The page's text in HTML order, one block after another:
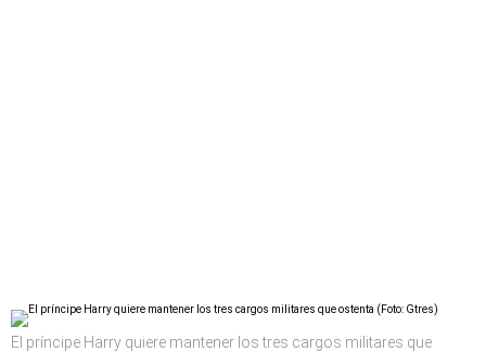
El príncipe Harry quiere mantener los tres cargos militares que